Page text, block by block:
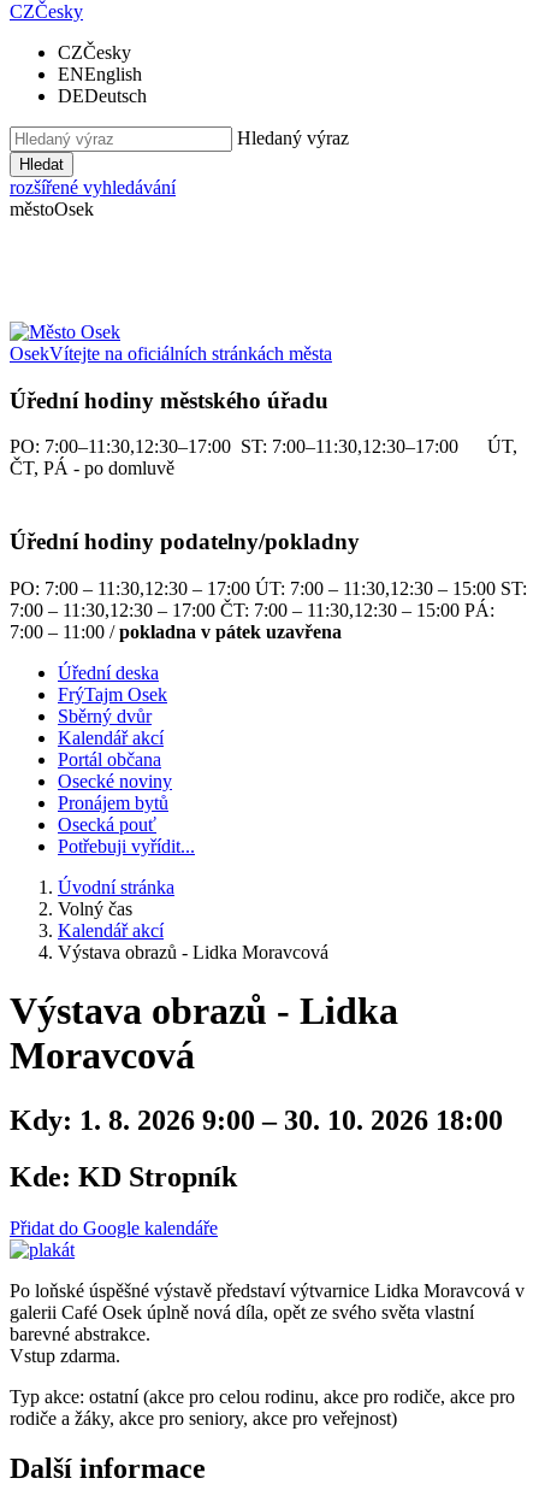
CZČesky
CZČesky
ENEnglish
DEDeutsch
Hledaný výraz
Hledat
rozšířené vyhledávání
městoOsek
OsekVítejte na oficiálních stránkách města
Úřední hodiny městského úřadu
PO: 7:00–11:30,12:30–17:00 ST: 7:00–11:30,12:30–17:00 ÚT,
ČT, PÁ - po domluvě
Úřední hodiny podatelny/pokladny
PO: 7:00 – 11:30,12:30 – 17:00 ÚT: 7:00 – 11:30,12:30 – 15:00 ST:
7:00 – 11:30,12:30 – 17:00 ČT: 7:00 – 11:30,12:30 – 15:00 PÁ:
7:00 – 11:00 /pokladna v pátek uzavřena
Úřední deska
FrýTajm Osek
Sběrný dvůr
Kalendář akcí
Portál občana
Osecké noviny
Pronájem bytů
Osecká pouť
Potřebuji vyřídit...
Úvodní stránka
Volný čas
Kalendář akcí
Výstava obrazů - Lidka Moravcová
Výstava obrazů - Lidka
Moravcová
Kdy: 1. 8. 2026 9:00 – 30. 10. 2026 18:00
Kde: KD Stropník
Přidat do Google kalendáře
Po loňské úspěšné výstavě představí výtvarnice Lidka Moravcová v
galerii Café Osek úplně nová díla, opět ze svého světa vlastní
barevné abstrakce.
Vstup zdarma.
Typ akce: ostatní (akce pro celou rodinu, akce pro rodiče, akce pro
rodiče a žáky, akce pro seniory, akce pro veřejnost)
Další informace